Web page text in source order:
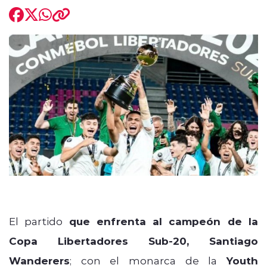
El partido que enfrenta al campeón de la
Copa Libertadores Sub-20, Santiago
Wanderers; con el monarca de laYouth